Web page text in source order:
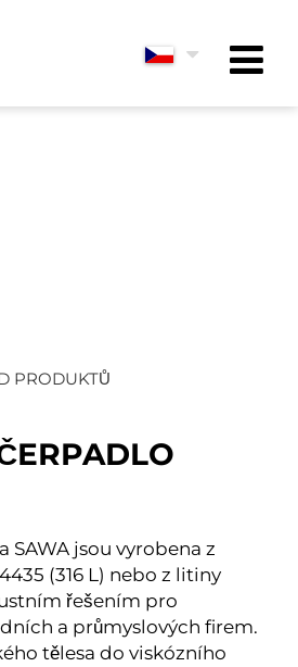
PRODUKTŮ
SAWA jsou vyrobena z
(316 L) nebo z litiny
řešením pro
a průmyslových firem.
tělesa do viskózního